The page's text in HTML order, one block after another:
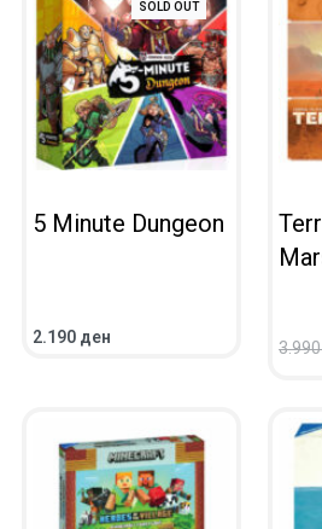
SOLD OUT
5 Minute Dungeon
2.190 ден
ВО